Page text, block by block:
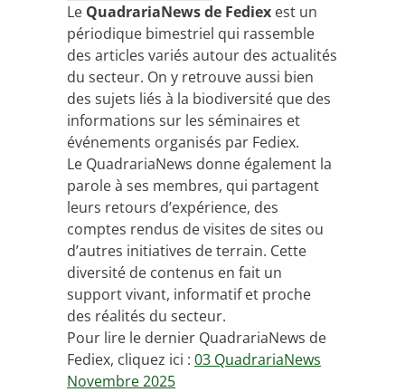
Le QuadrariaNews de Fediex est un
périodique bimestriel qui rassemble
des articles variés autour des actualités
du secteur. On y retrouve aussi bien
des sujets liés à la biodiversité que des
informations sur les séminaires et
événements organisés par Fediex.
Le QuadrariaNews donne également la
parole à ses membres, qui partagent
leurs retours d’expérience, des
comptes rendus de visites de sites ou
d’autres initiatives de terrain. Cette
diversité de contenus en fait un
support vivant, informatif et proche
des réalités du secteur.
Pour lire le dernier QuadrariaNews de
Fediex, cliquez ici : 03 QuadrariaNews
Novembre 2025